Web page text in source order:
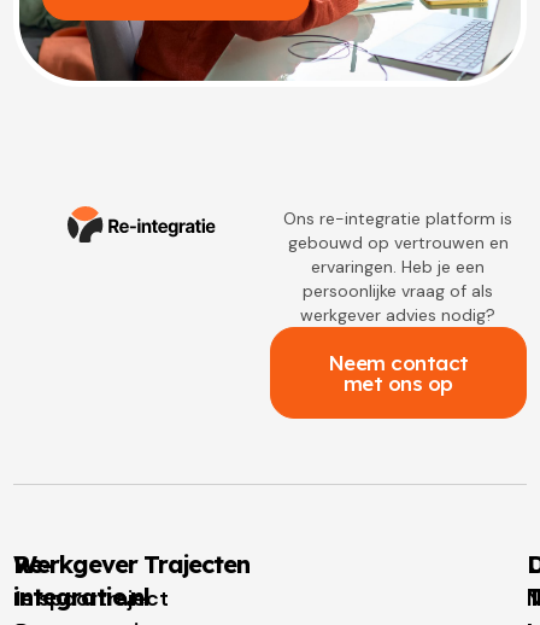
Ons re-integratie platform is
gebouwd op vertrouwen en
ervaringen. Heb je een
persoonlijke vraag of als
werkgever advies nodig?
Neem contact
met ons op
Re-
integratie.nl
Werkgever Trajecten
1e spoortraject